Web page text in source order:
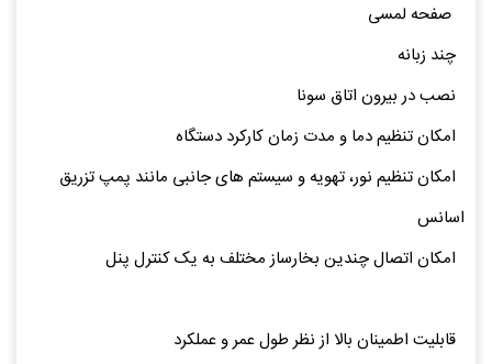
صفحه لمسی
چند زبانه
نصب در بیرون اتاق سونا
امکان تنظیم دما و مدت زمان کارکرد دستگاه
امکان تنظیم نور، تهویه و سیستم های جانبی مانند پمپ تزریق
اسانس
امکان اتصال چندین بخارساز مختلف به یک کنترل پنل
قابلیت اطمینان بالا از نظر طول عمر و عملکرد